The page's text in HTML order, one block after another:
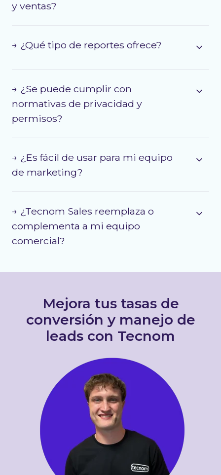
y ventas?
→ ¿Qué tipo de reportes ofrece?
→ ¿Se puede cumplir con
normativas de privacidad y
permisos?
→ ¿Es fácil de usar para mi equipo
de marketing?
→ ¿Tecnom Sales reemplaza o
complementa a mi equipo
comercial?
Mejora tus tasas de
conversión y manejo de
leads con Tecnom